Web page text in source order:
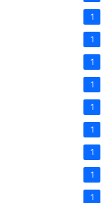
1
1
1
1
1
1
1
1
1